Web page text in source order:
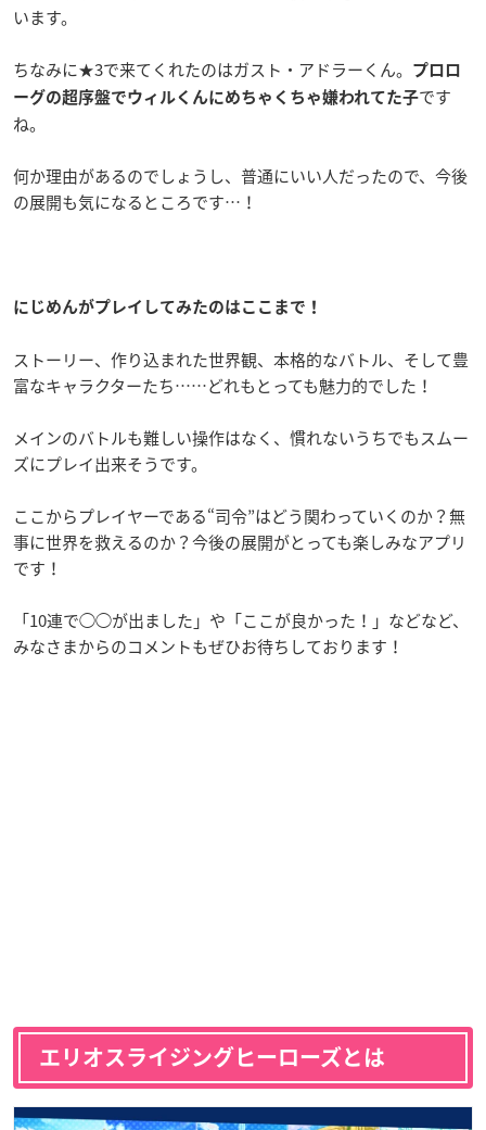
います。
ちなみに★3で来てくれたのはガスト・アドラーくん。
プロロ
ーグの超序盤でウィルくんにめちゃくちゃ嫌われてた子です
ね。
何か理由があるのでしょうし、普通にいい人だったので、今後
の展開も気になるところです…！
にじめんがプレイしてみたのはここまで！
ストーリー、作り込まれた世界観、本格的なバトル、そして豊
富なキャラクターたち……どれもとっても魅力的でした！
メインのバトルも難しい操作はなく、慣れないうちでもスムー
ズにプレイ出来そうです。
ここからプレイヤーである“司令”はどう関わっていくのか？無
事に世界を救えるのか？今後の展開がとっても楽しみなアプリ
です！
「10連で◯◯が出ました」や「ここが良かった！」などなど、
みなさまからのコメントもぜひお待ちしております！
エリオスライジングヒーローズとは